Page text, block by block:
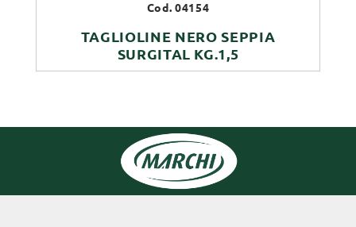
Cod. 04154
TAGLIOLINE NERO SEPPIA
SURGITAL KG.1,5